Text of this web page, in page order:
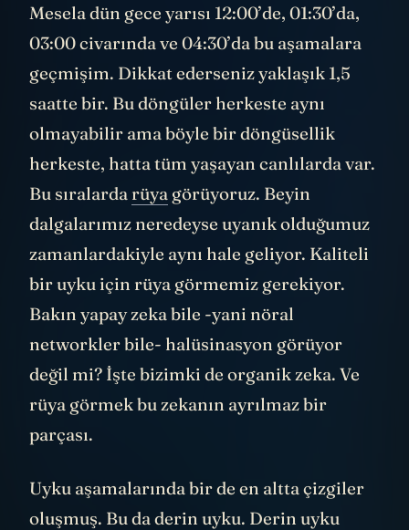
Mesela dün gece yarısı 12:00’de, 01:30’da,
03:00 civarında ve 04:30’da bu aşamalara
geçmişim. Dikkat ederseniz yaklaşık 1,5
saatte bir. Bu döngüler herkeste aynı
olmayabilir ama böyle bir döngüsellik
herkeste, hatta tüm yaşayan canlılarda var.
Bu sıralarda rüya görüyoruz. Beyin
dalgalarımız neredeyse uyanık olduğumuz
zamanlardakiyle aynı hale geliyor. Kaliteli
bir uyku için rüya görmemiz gerekiyor.
Bakın yapay zeka bile -yani nöral
networkler bile- halüsinasyon görüyor
değil mi? İşte bizimki de organik zeka. Ve
rüya görmek bu zekanın ayrılmaz bir
parçası.
Uyku aşamalarında bir de en altta çizgiler
oluşmuş. Bu da derin uyku. Derin uyku